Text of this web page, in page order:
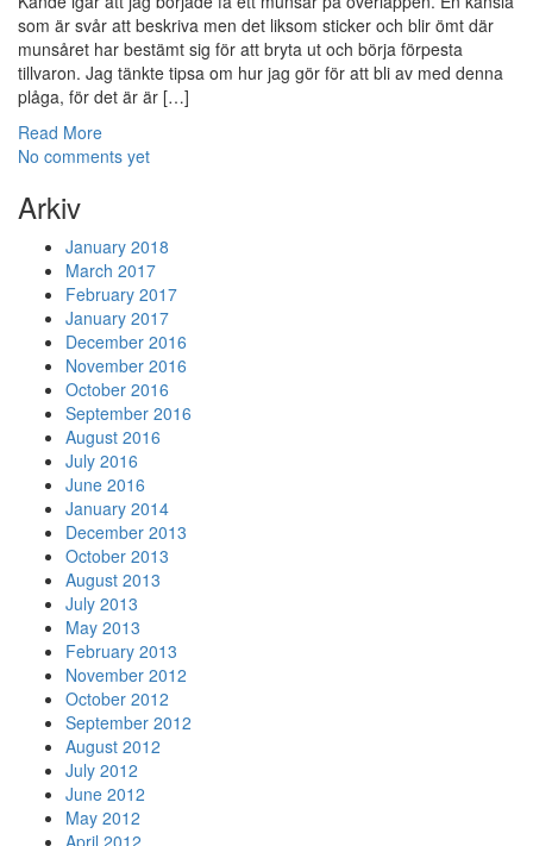
som är svår att beskriva men det liksom sticker och blir ömt där
munsåret har bestämt sig för att bryta ut och börja förpesta
tillvaron. Jag tänkte tipsa om hur jag gör för att bli av med denna
plåga, för det är är […]
Read More
No comments yet
Arkiv
January 2018
March 2017
February 2017
January 2017
December 2016
November 2016
October 2016
September 2016
August 2016
July 2016
June 2016
January 2014
December 2013
October 2013
August 2013
July 2013
May 2013
February 2013
November 2012
October 2012
September 2012
August 2012
July 2012
June 2012
May 2012
April 2012